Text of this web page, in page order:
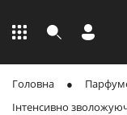
Головна
Інтенсивно